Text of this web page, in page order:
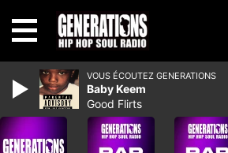
VOUS ÉCOUTEZ GENERATIONS
Baby Keem
Good Flirts